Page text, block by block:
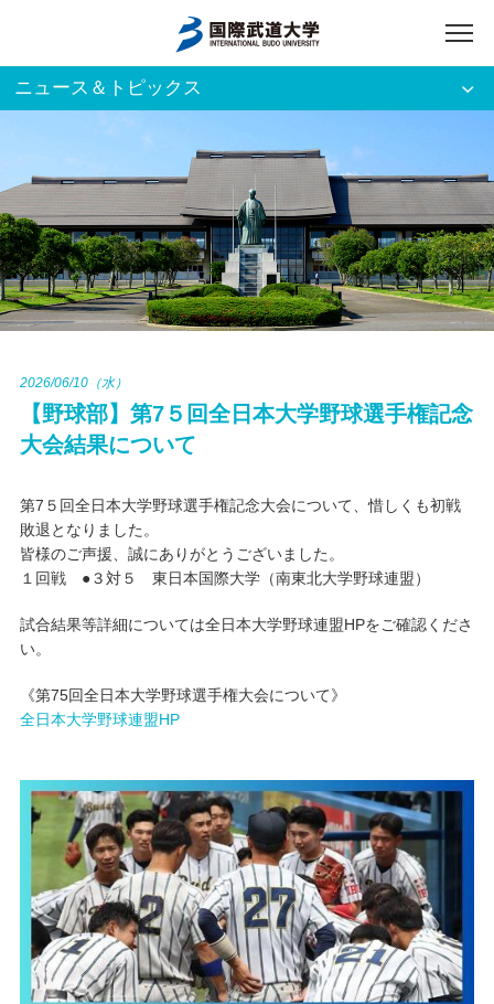
アクセス 入試資料請求
ご利用者別
ホーム
大学案内
学部・大学院
キャンパスライフ
ニュース＆トピックス
2026/06/10（水）
【野球部】第7５回全日本大学野球選手権記念
大会結果について
第7５回全日本大学野球選手権記念大会について、惜しくも初戦
敗退となりました。
皆様のご声援、誠にありがとうございました。
１回戦 ●３対５ 東日本国際大学（南東北大学野球連盟）
試合結果等詳細については全日本大学野球連盟HPをご確認くださ
い。
《第75回全日本大学野球選手権大会について》
全日本大学野球連盟HP